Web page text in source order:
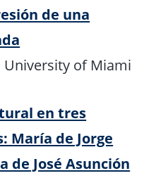
de una
University of Miami
en tres
María de Jorge
de José Asunción